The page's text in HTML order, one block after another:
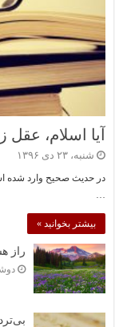
آیا اسلام،
شنبه، ۲۳ دی ۱۳۹۶
در حدیث صحیح وارد شده
…
بیشتر بخوانید »
راز